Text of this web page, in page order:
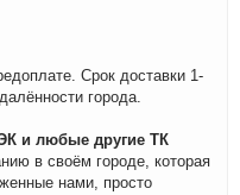
Срок доставки 1-
города.
и любые другие ТК
в своём городе, которая
нами, просто